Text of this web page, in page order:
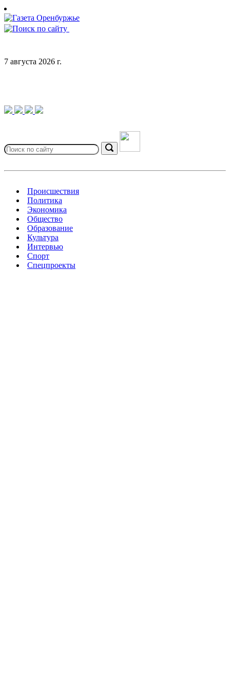
Skip
to
content
7 августа 2026 г.
for:
Search
Происшествия
Политика
Экономика
Общество
Образование
Культура
Интервью
Спорт
Спецпроекты